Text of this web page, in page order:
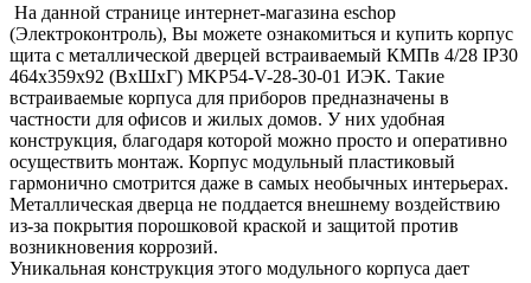
На данной странице интернет-магазина eschop
(Электроконтроль), Вы можете ознакомиться и купить корпус
щита с металлической дверцей встраиваемый КМПв 4/28 IP30
464х359х92 (ВхШхГ) MKP54-V-28-30-01 ИЭК. Такие
встраиваемые корпуса для приборов предназначены в
частности для офисов и жилых домов. У них удобная
конструкция, благодаря которой можно просто и оперативно
осуществить монтаж. Корпус модульный пластиковый
гармонично смотрится даже в самых необычных интерьерах.
Металлическая дверца не поддается внешнему воздействию
из-за покрытия порошковой краской и защитой против
возникновения коррозий.
Уникальная конструкция этого модульного корпуса дает